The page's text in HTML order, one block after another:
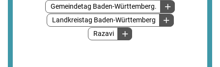
Gemeindetag Baden-Württemberg.
Landkreistag Baden-Württemberg
Razavi